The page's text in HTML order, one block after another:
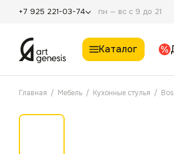
+7 925 221-03-74 пн — вс с 9 до 21
Каталог
Главная / Мебель / Кухонные стулья /